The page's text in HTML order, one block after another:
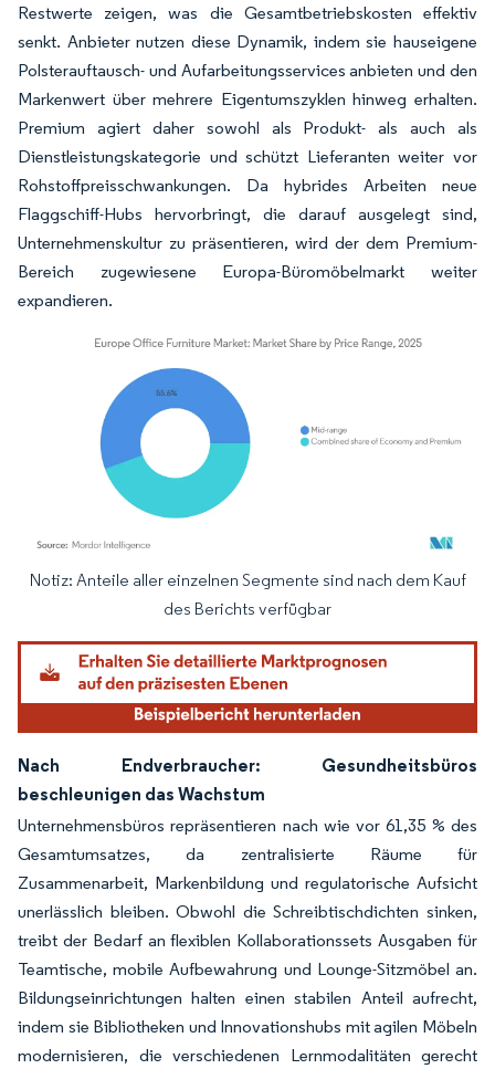
Restwerte zeigen, was die Gesamtbetriebskosten effektiv
senkt. Anbieter nutzen diese Dynamik, indem sie hauseigene
Polsterauftausch- und Aufarbeitungsservices anbieten und den
Markenwert über mehrere Eigentumszyklen hinweg erhalten.
Premium agiert daher sowohl als Produkt- als auch als
Dienstleistungskategorie und schützt Lieferanten weiter vor
Rohstoffpreisschwankungen. Da hybrides Arbeiten neue
Flaggschiff-Hubs hervorbringt, die darauf ausgelegt sind,
Unternehmenskultur zu präsentieren, wird der dem Premium-
Bereich zugewiesene Europa-Büromöbelmarkt weiter
expandieren.
Bild © Mordor Intelligence. Wiederverwendung erfordert Namensnennung
Notiz: Anteile aller einzelnen Segmente sind nach dem Kauf
des Berichts verfügbar
Nach Endverbraucher: Gesundheitsbüros
beschleunigen das Wachstum
Unternehmensbüros repräsentieren nach wie vor 61,35 % des
Gesamtumsatzes, da zentralisierte Räume für
Zusammenarbeit, Markenbildung und regulatorische Aufsicht
unerlässlich bleiben. Obwohl die Schreibtischdichten sinken,
treibt der Bedarf an flexiblen Kollaborationssets Ausgaben für
Teamtische, mobile Aufbewahrung und Lounge-Sitzmöbel an.
Bildungseinrichtungen halten einen stabilen Anteil aufrecht,
indem sie Bibliotheken und Innovationshubs mit agilen Möbeln
modernisieren, die verschiedenen Lernmodalitäten gerecht